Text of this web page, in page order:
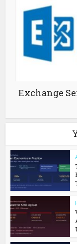
Exchange